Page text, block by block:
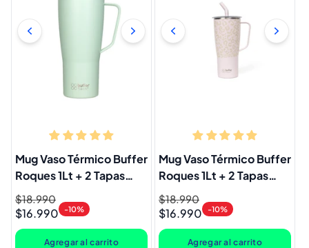
Mug Vaso Térmico Buffer
Roques 1Lt + 2 Tapas
Sage Green
Precio
habitual
$18.990
Precio
de
oferta
$16.990 -10%
Agregar al carrito
Mug Vaso Térmico Buffer
Roques 1Lt + 2 Tapas
Pinky Leopardo
Precio
habitual
$18.990
Precio
de
oferta
$16.990 -10%
Agregar al carrito